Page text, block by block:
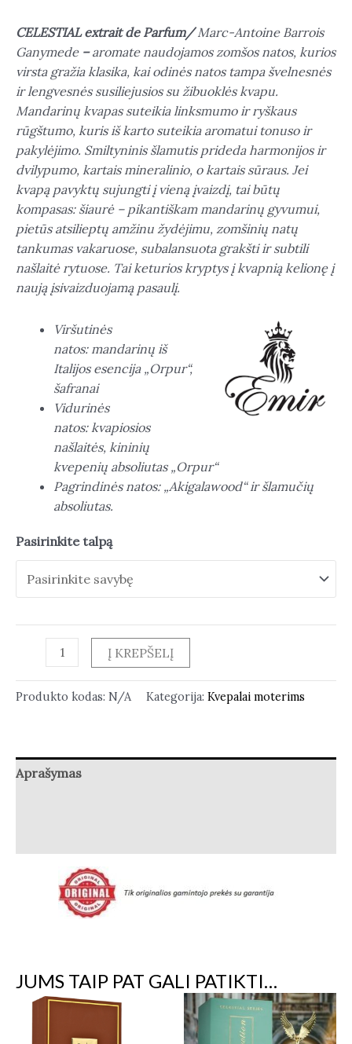
CELESTIAL extrait de Parfum/Marc-Antoine Barrois
Ganymede–aromate naudojamos zomšos natos, kurios
virsta gražia klasika, kai odinės natos tampa švelnesnės
ir lengvesnės susiliejusios su žibuoklės kvapu.
Mandarinų kvapas suteikia linksmumo ir ryškaus
rūgštumo, kuris iš karto suteikia aromatui tonuso ir
pakylėjimo. Smiltyninis šlamutis prideda harmonijos ir
dvilypumo, kartais mineralinio, o kartais sūraus. Jei
kvapą pavyktų sujungti į vieną įvaizdį, tai būtų
kompasas: šiaurė – pikantiškam mandarinų gyvumui,
pietūs atsilieptų amžinu žydėjimu, zomšinių natų
tankumas vakaruose, subalansuota grakšti ir subtili
našlaitė rytuose. Tai keturios kryptys į kvapnią kelionę į
naują įsivaizduojamą pasaulį.
Viršutinės
natos: mandarinų iš
Italijos esencija „Orpur“,
šafranai
Vidurinės
natos: kvapiosios
našlaitės, kininių
kvepenių absoliutas „Orpur“
Pagrindinės natos: „Akigalawood“ ir šlamučių
absoliutas.
Pasirinkite talpą
Į KREPŠELĮ
Produkto kodas: N/A Kategorija: Kvepalai moterims
Aprašymas
JUMS TAIP PAT GALI PATIKTI…